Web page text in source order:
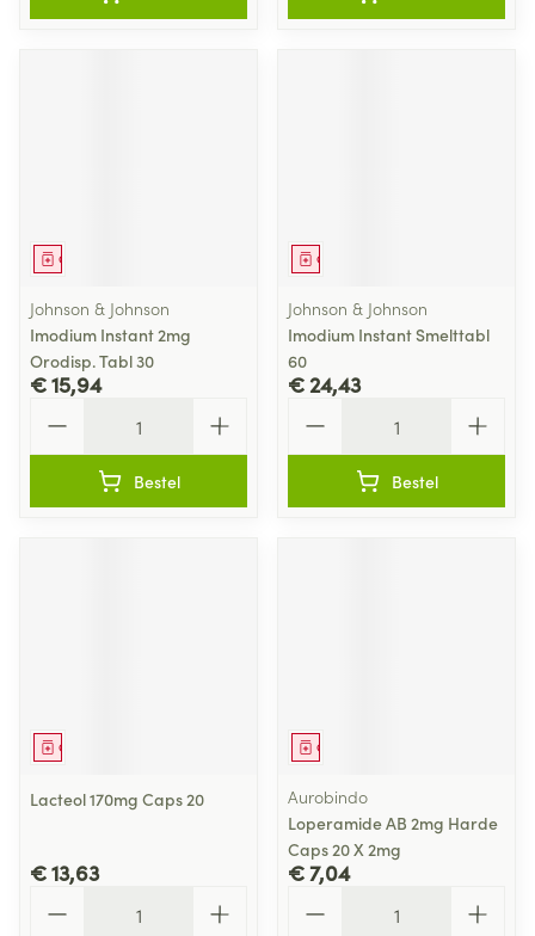
Geneesmiddel
Johnson & Johnson
Imodium Instant 2mg
Orodisp. Tabl 30
€ 15,94
Bestel
Geneesmiddel
Johnson & Johnson
Imodium Instant Smelttabl
60
€ 24,43
Bestel
Geneesmiddel
Lacteol 170mg Caps 20
€ 13,63
Geneesmiddel
Aurobindo
Loperamide AB 2mg Harde
Caps 20 X 2mg
€ 7,04